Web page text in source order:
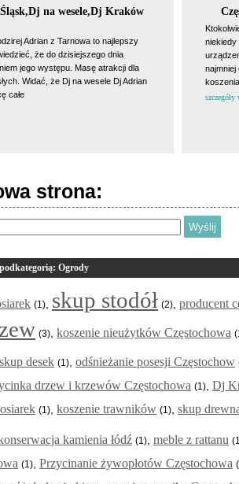
na wesele,Dj Kraków
Adrian z Tarnowa to najlepszy
że do dzisiejszego dnia
jego występu. Masę atrakcji dla
Widać, że Dj na wesele Dj Adrian
całe
niekiedy
strona:
Ogrody
(1) skup stodół (2) producent
(3) koszenie nieużytków Częstochowa
skup desek (1) odśnieżanie posesji Częstochow
drzew i krzewów Częstochowa (1) Dj
(1) koszenie trawników (1) skup
kamienia łódź (1) meble z rattanu
(1) Przycinanie żywopłotów Częstochowa